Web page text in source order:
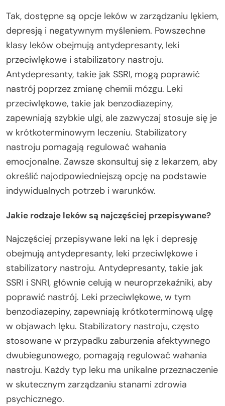
Tak, dostępne są opcje leków w zarządzaniu lękiem,
depresją i negatywnym myśleniem. Powszechne
klasy leków obejmują antydepresanty, leki
przeciwlękowe i stabilizatory nastroju.
Antydepresanty, takie jak SSRI, mogą poprawić
nastrój poprzez zmianę chemii mózgu. Leki
przeciwlękowe, takie jak benzodiazepiny,
zapewniają szybkie ulgi, ale zazwyczaj stosuje się je
w krótkoterminowym leczeniu. Stabilizatory
nastroju pomagają regulować wahania
emocjonalne. Zawsze skonsultuj się z lekarzem, aby
określić najodpowiedniejszą opcję na podstawie
indywidualnych potrzeb i warunków.
Jakie rodzaje leków są najczęściej przepisywane?
Najczęściej przepisywane leki na lęk i depresję
obejmują antydepresanty, leki przeciwlękowe i
stabilizatory nastroju. Antydepresanty, takie jak
SSRI i SNRI, głównie celują w neuroprzekaźniki, aby
poprawić nastrój. Leki przeciwlękowe, w tym
benzodiazepiny, zapewniają krótkoterminową ulgę
w objawach lęku. Stabilizatory nastroju, często
stosowane w przypadku zaburzenia afektywnego
dwubiegunowego, pomagają regulować wahania
nastroju. Każdy typ leku ma unikalne przeznaczenie
w skutecznym zarządzaniu stanami zdrowia
psychicznego.